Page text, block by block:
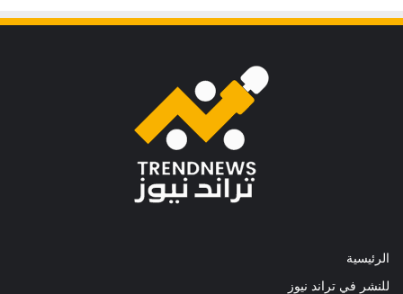
الرئيسية
للنشر في تراند نيوز